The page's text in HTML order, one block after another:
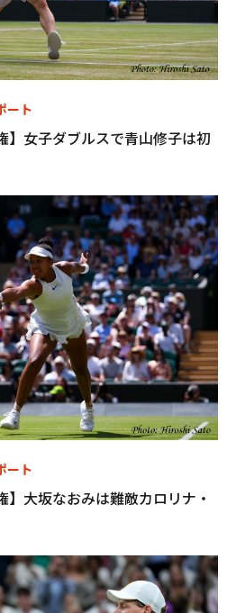
ート
】女子ダブルスで青山修子は初
ート
】大坂なおみは難敵カロリナ・